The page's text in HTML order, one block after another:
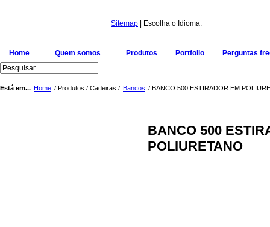
Sitemap | Escolha o Idioma:
Home Quem somos Produtos Portfolio Perguntas
Está em... Home / Produtos / Cadeiras / Bancos / BANCO 500 ESTIRADOR EM
BANCO 500
POLIURETANO